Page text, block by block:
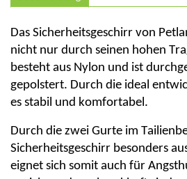
Das Sicherheitsgeschirr von
nicht nur durch seinen hohen
besteht aus Nylon und ist
gepolstert. Durch die ideal
es stabil und komfortabel.
Durch die zwei Gurte im
Sicherheitsgeschirr besonders
eignet sich somit auch für